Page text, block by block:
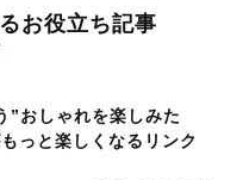
お役立ち記事
”おしゃれを楽しみた
っと楽しくなるリンク